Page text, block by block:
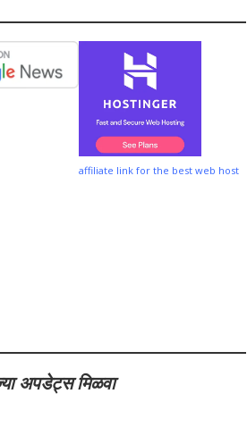
affiliate link for the best web host
अपडेट्स मिळवा